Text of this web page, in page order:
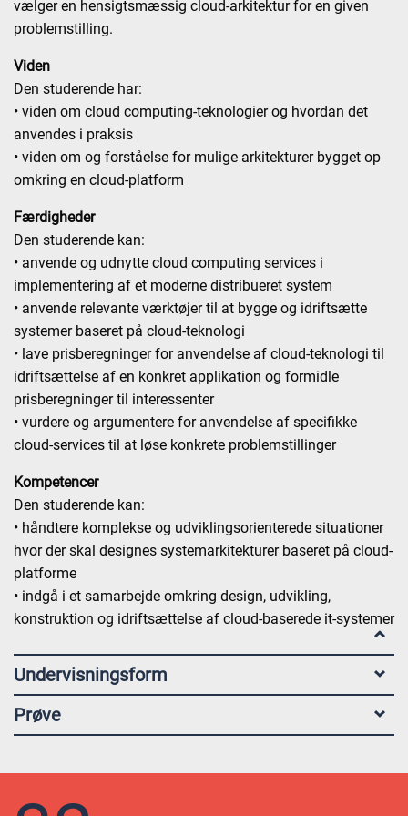
vælger en hensigtsmæssig cloud-arkitektur for en given
problemstilling.
Viden
Den studerende har:
• viden om cloud computing-teknologier og hvordan det
anvendes i praksis
• viden om og forståelse for mulige arkitekturer bygget op
omkring en cloud-platform
Færdigheder
Den studerende kan:
• anvende og udnytte cloud computing services i
implementering af et moderne distribueret system
• anvende relevante værktøjer til at bygge og idriftsætte
systemer baseret på cloud-teknologi
• lave prisberegninger for anvendelse af cloud-teknologi til
idriftsættelse af en konkret applikation og formidle
prisberegninger til interessenter
• vurdere og argumentere for anvendelse af specifikke
cloud-services til at løse konkrete problemstillinger
Kompetencer
Den studerende kan:
• håndtere komplekse og udviklingsorienterede situationer
hvor der skal designes systemarkitekturer baseret på cloud-
platforme
• indgå i et samarbejde omkring design, udvikling,
konstruktion og idriftsættelse af cloud-baserede it-systemer
Undervisningsform
Prøve